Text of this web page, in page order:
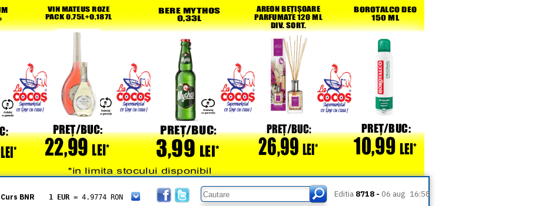
Curs BNR 1 EUR = 4.9774 RON
Editia 8718 - 06 aug 16:58